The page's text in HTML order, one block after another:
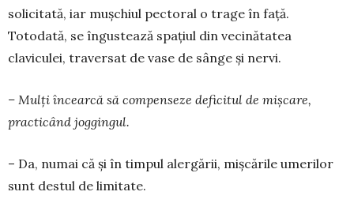
solicitată, iar mușchiul pectoral o trage în față.
Totodată, se îngustează spațiul din vecinătatea
claviculei, traversat de vase de sânge și nervi.
– Mulți încearcă să compenseze deficitul de mișcare,
practicând joggingul.
– Da, numai că și în timpul alergării, mișcă­rile umerilor
sunt destul de limitate.